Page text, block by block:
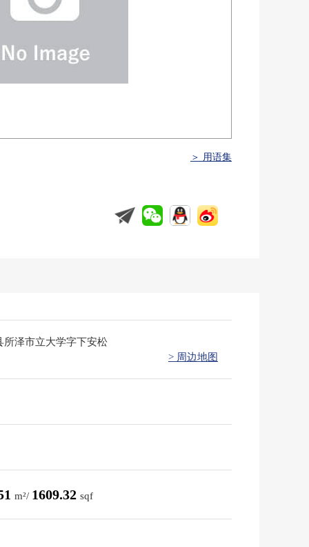
＞ 用语集
所泽市立大学字下安松
> 周边地图
m²/ 1609.32 sqf